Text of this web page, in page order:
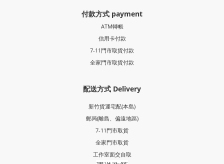
付款方式 payment
ATM轉帳
信用卡付款
7-11門市取貨付款
全家門市取貨付款
配送方式 Delivery
新竹貨運宅配(本島)
郵局(離島、偏遠地區)
7-11門市取貨
全家門市取貨
工作室面交自取